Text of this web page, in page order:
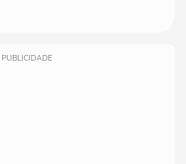
PUBLICIDADE